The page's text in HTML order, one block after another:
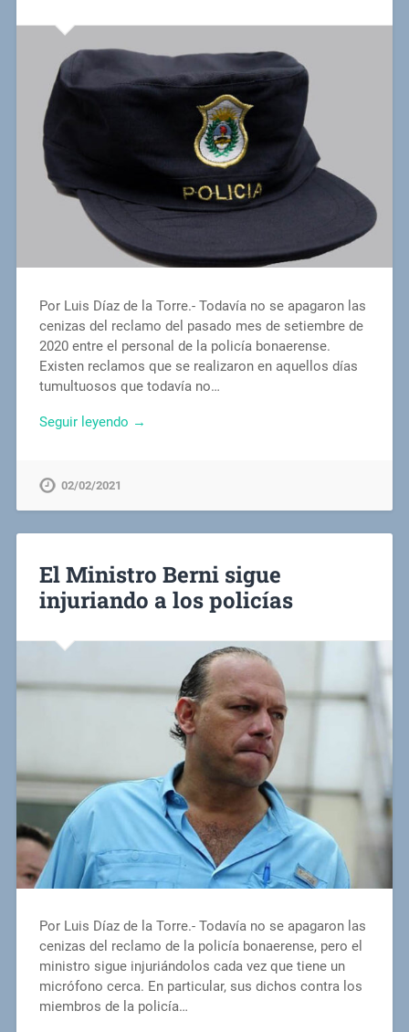
Por Luis Díaz de la Torre.- Todavía no se apagaron las
cenizas del reclamo del pasado mes de setiembre de
2020 entre el personal de la policía bonaerense.
Existen reclamos que se realizaron en aquellos días
tumultuosos que todavía no…
Seguir leyendo →
02/02/2021
El Ministro Berni sigue
injuriando a los policías
Por Luis Díaz de la Torre.- Todavía no se apagaron las
cenizas del reclamo de la policía bonaerense, pero el
ministro sigue injuriándolos cada vez que tiene un
micrófono cerca. En particular, sus dichos contra los
miembros de la policía…